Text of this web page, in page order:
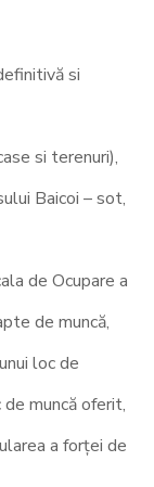
si
si terenuri),
Baicoi – sot,
de Ocupare a
de muncă,
loc de
muncă oferit,
a forței de